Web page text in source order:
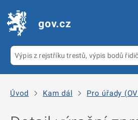
gov.cz
Úvod Kam dál Pro úřady